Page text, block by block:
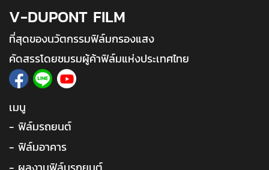
V-DUPONT FILM
ที่สุดของนวัตกรรมฟิล์มกรองแสง
คัดสรรโดยชมรมผู้ค้าฟิล์มแห่งประเทศไทย
เมนู
- ฟิล์มรถยนต์
- ฟิล์มอาคาร